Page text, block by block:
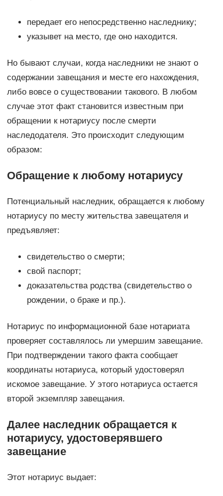
передает его непосредственно наследнику;
указывет на место, где оно находится.
Но бывают случаи, когда наследники не знают о
содержании завещания и месте его нахождения,
либо вовсе о существовании такового. В любом
случае этот факт становится известным при
обращении к нотариусу после смерти
наследодателя. Это происходит следующим
образом:
Обращение к любому нотариусу
Потенциальный наследник, обращается к любому
нотариусу по месту жительства завещателя и
предъявляет:
свидетельство о смерти;
свой паспорт;
доказательства родства (свидетельство о
рождении, о браке и пр.).
Нотариус по информационной базе нотариата
проверяет составлялось ли умершим завещание.
При подтверждении такого факта сообщает
координаты нотариуса, который удостоверял
искомое завещание. У этого нотариуса остается
второй экземпляр завещания.
Далее наследник обращается к
нотариусу, удостоверявшего
завещание
Этот нотариус выдает: